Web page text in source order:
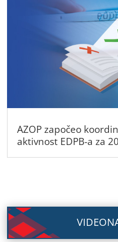
AZOP započeo
aktivnost EDPB-a za